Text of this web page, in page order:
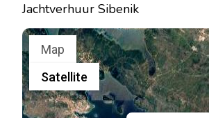
Jachtverhuur Sibenik
Map
Satellite